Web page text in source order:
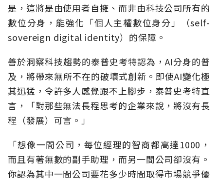
是，這將是由使用者自擁、而非由科技公司所有的
數位分身，能強化「個人主權數位身分」（self-
sovereign digital identity）的保障。
善於洞察科技趨勢的泰普史考特認為，AI分身的普
及，將帶來無所不在的破壞式創新。即使AI變化極
其迅猛，令許多人感覺跟不上腳步，泰普史考特直
言，「對那些無法長程思考的企業來說，將沒有長
程（發展）可言。」
「想像一間公司，每位經理的智商都高達1000，
而且有著無數的副手助理，而另一間公司卻沒有。
你認為其中一間公司要花多少時間取得市場競爭優